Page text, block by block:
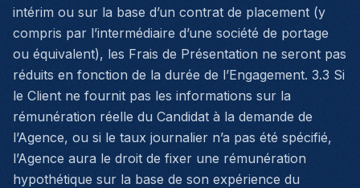
intérim ou sur la base d’un contrat de placement (y
compris par l’intermédiaire d’une société de portage
ou équivalent), les Frais de Présentation ne seront pas
réduits en fonction de la durée de l’Engagement. 3.3 Si
le Client ne fournit pas les informations sur la
rémunération réelle du Candidat à la demande de
l’Agence, ou si le taux journalier n’a pas été spécifié,
l’Agence aura le droit de fixer une rémunération
hypothétique sur la base de son expérience du